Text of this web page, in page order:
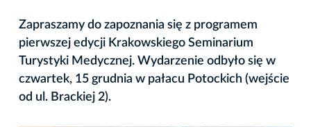
Zapraszamy do zapoznania się z programem
pierwszej edycji Krakowskiego Seminarium
Turystyki Medycznej. Wydarzenie odbyło się w
czwartek, 15 grudnia w pałacu Potockich (wejście
od ul. Brackiej 2).